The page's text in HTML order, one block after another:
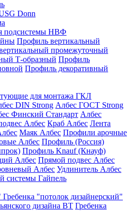
Donn
подсистемы НВФ
Профиль вертикальный
промежуточный
Т-образный Профиль
Профиль декоративный
для монтажа ГКЛ
DIN Strong Албес ГОСТ Strong
Финский Стандарт Албес
Албес Краб Албес Лента
Маяк Албес Профили арочные
Албес Профиль (Россия)
Профиль Knauf (Кнауф)
Албес Прямой подвес Албес
Албес Удлинитель Албес
системы Гайпель
Гребенка "потолок дизайнерский"
дизайна BT Гребенка